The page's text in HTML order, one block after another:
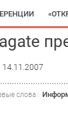
14.11.2007
слова :